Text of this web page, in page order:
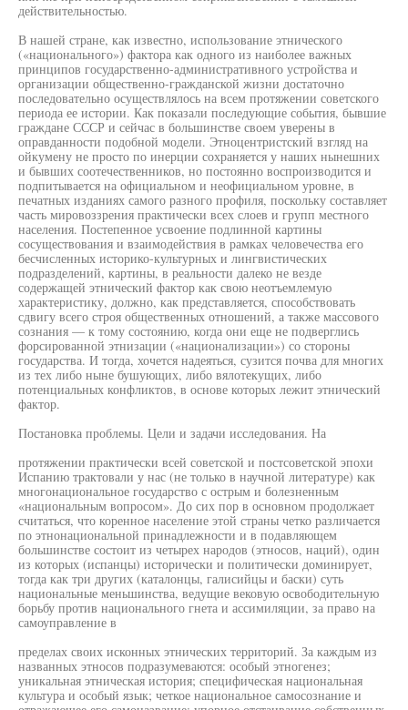
действительностью.
В нашей стране, как известно, использование этнического
(«национального») фактора как одного из наиболее важных
принципов государственно-административного устройства и
организации общественно-гражданской жизни достаточно
последовательно осуществлялось на всем протяжении советского
периода ее истории. Как показали последующие события, бывшие
граждане СССР и сейчас в большинстве своем уверены в
оправданности подобной модели. Этноцентристский взгляд на
ойкумену не просто по инерции сохраняется у наших нынешних
и бывших соотечественников, но постоянно воспроизводится и
подпитывается на официальном и неофициальном уровне, в
печатных изданиях самого разного профиля, поскольку составляет
часть мировоззрения практически всех слоев и групп местного
населения. Постепенное усвоение подлинной картины
сосуществования и взаимодействия в рамках человечества его
бесчисленных историко-культурных и лингвистических
подразделений, картины, в реальности далеко не везде
содержащей этнический фактор как свою неотъемлемую
характеристику, должно, как представляется, способствовать
сдвигу всего строя общественных отношений, а также массового
сознания — к тому состоянию, когда они еще не подверглись
форсированной этнизации («национализации») со стороны
государства. И тогда, хочется надеяться, сузится почва для многих
из тех либо ныне бушующих, либо вялотекущих, либо
потенциальных конфликтов, в основе которых лежит этнический
фактор.
Постановка проблемы. Цели и задачи исследования. На
протяжении практически всей советской и постсоветской эпохи
Испанию трактовали у нас (не только в научной литературе) как
многонациональное государство с острым и болезненным
«национальным вопросом». До сих пор в основном продолжает
считаться, что коренное население этой страны четко различается
по этнонациональной принадлежности и в подавляющем
большинстве состоит из четырех народов (этносов, наций), один
из которых (испанцы) исторически и политически доминирует,
тогда как три других (каталонцы, галисийцы и баски) суть
национальные меньшинства, ведущие вековую освободительную
борьбу против национального гнета и ассимиляции, за право на
самоуправление в
пределах своих исконных этнических территорий. За каждым из
названных этносов подразумеваются: особый этногенез;
уникальная этническая история; специфическая национальная
культура и особый язык; четкое национальное самосознание и